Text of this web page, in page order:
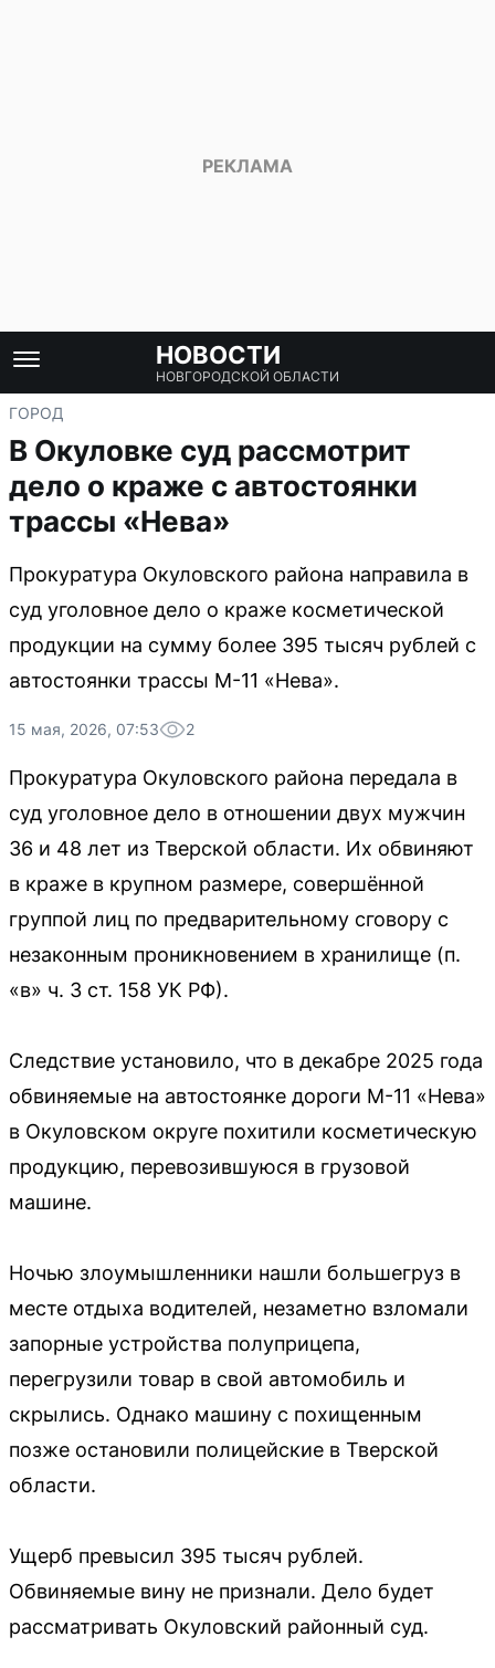
НОВОСТИ
НОВГОРОДСКОЙ ОБЛАСТИ
ГОРОД
В Окуловке суд рассмотрит
дело о краже с автостоянки
трассы «Нева»
Прокуратура Окуловского района направила в
суд уголовное дело о краже косметической
продукции на сумму более 395 тысяч рублей с
автостоянки трассы М-11 «Нева».
15 мая, 2026, 07:53 2
Прокуратура Окуловского района передала в
суд уголовное дело в отношении двух мужчин
36 и 48 лет из Тверской области. Их обвиняют
в краже в крупном размере, совершённой
группой лиц по предварительному сговору с
незаконным проникновением в хранилище (п.
«в» ч. 3 ст. 158 УК РФ).
Следствие установило, что в декабре 2025 года
обвиняемые на автостоянке дороги М-11 «Нева»
в Окуловском округе похитили косметическую
продукцию, перевозившуюся в грузовой
машине.
Ночью злоумышленники нашли большегруз в
месте отдыха водителей, незаметно взломали
запорные устройства полуприцепа,
перегрузили товар в свой автомобиль и
скрылись. Однако машину с похищенным
позже остановили полицейские в Тверской
области.
Ущерб превысил 395 тысяч рублей.
Обвиняемые вину не признали. Дело будет
рассматривать Окуловский районный суд.